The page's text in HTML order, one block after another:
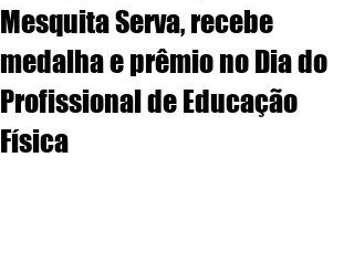
Mesquita Serva, recebe
medalha e prêmio no Dia do
Profissional de Educação
Física